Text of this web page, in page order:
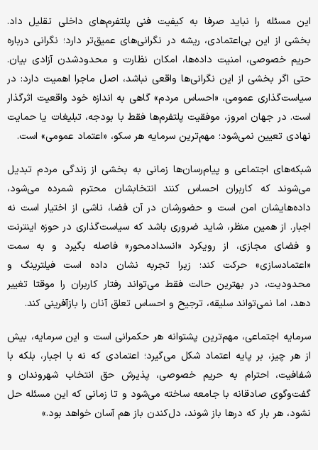
این مسئله را نباید صرفا به کیفیت فنی پلتفرم‌های داخلی تقلیل داد.
بخشی از این بی‌اعتمادی، ریشه در نگرانی‌های عمیق‌تر دارد؛ نگرانی درباره
حریم خصوصی، امنیت داده‌ها، امکان نظارت و محدودشدن آزادی بیان.
حتی اگر بخشی از این نگرانی‌ها واقعی نباشد، اصل ماجرا اهمیت دارد: در
سیاست‌گذاری عمومی، «احساس مردم» گاهی به‌ اندازه خود واقعیت اثرگذار
است. در جهان امروز، موفقیت پلتفرم‌ها فقط با بودجه، تبلیغات یا حمایت
نهادی تعیین نمی‌شود؛ مهم‌ترین سرمایه هر سکو، «اعتماد عمومی» است.
شبکه‌های اجتماعی و پیام‌رسان‌ها زمانی به بخشی از زندگی مردم تبدیل
می‌شوند که کاربران احساس کنند انتخابشان محترم شمرده می‌شود،
داده‌هایشان امن است و حضورشان در آن فضا، ناشی از اختیار است نه
اجبار. از همین منظر، شاید ضروری باشد که سیاست‌گذاری در حوزه اینترنت
و فضای مجازی، از رویکرد «انسدادمحور» فاصله بگیرد و به سمت
«اعتمادسازی» حرکت کند؛ زیرا تجربه نشان داده است فیلترینگ و
محدودیت، در بهترین حالت فقط می‌تواند رفتار کاربران را موقتا تغییر
دهد، اما نمی‌تواند سلیقه، ترجیح و احساس تعلق آنان را بازآفرینی کند.
سرمایه اجتماعی، مهم‌ترین پشتوانه هر حکمرانی است و این سرمایه، بیش
از هر چیز، بر پایه اعتماد شکل می‌گیرد؛ اعتمادی که نه با اجبار، بلکه با
شفافیت، احترام به حریم خصوصی، پذیرش حق انتخاب شهروندان و
گفت‌وگوی صادقانه با جامعه ساخته می‌شود و تا زمانی که این مسئله حل
نشود، هر بار که درها باز شوند، دل‌کندن باز هم آسان خواهد بود.»